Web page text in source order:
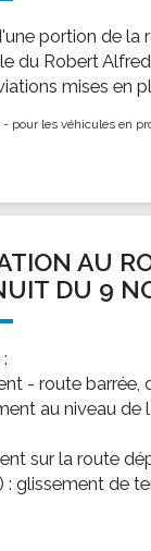
portion de la
du Robert
mises en
pour les véhicules en
AU
DU 9
- route barrée,
au niveau
sur la route
glissement de